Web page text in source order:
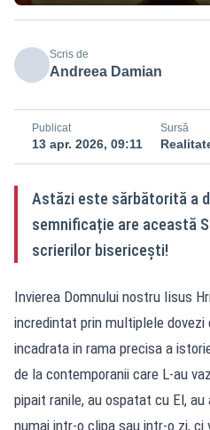
Scris de
Andreea Damian
Publicat
13 apr. 2026, 09:11
Sursă
Astăzi este sărbătorită a
semnificație are această
scrierilor bisericești!
Invierea Domnului nostru Iisus
incredintat prin multiplele
incadrata in rama precisa a
de la contem­poranii care L-au
pipait ranile, au ospatat cu El,
numai intr-o clipa sau intr-o zi, ci